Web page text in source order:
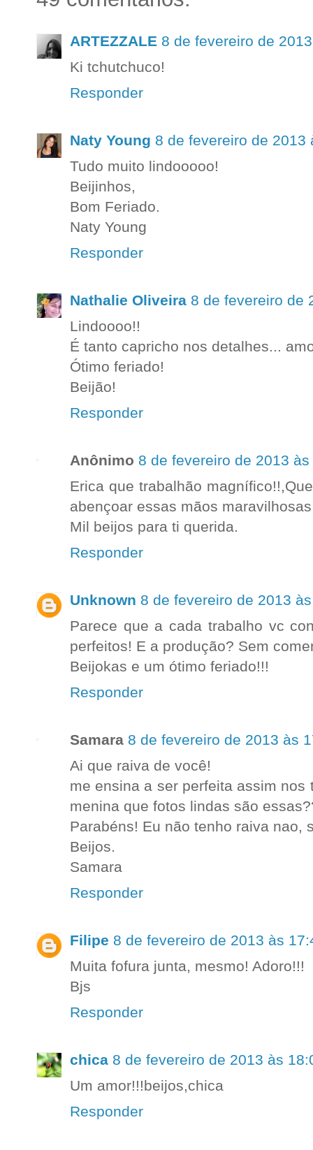
ARTEZZALE 8 de fevereiro de
Ki tchutchuco!
Responder
Naty Young 8 de fevereiro de 2013
Tudo muito lindooooo!
Beijinhos,
Bom Feriado.
Naty Young
Responder
Nathalie Oliveira 8 de fevereiro de
Lindoooo!!
É tanto capricho nos detalhes...
Ótimo feriado!
Beijão!
Responder
Anônimo 8 de fevereiro de 2013
Erica que trabalhão
abençoar essas mãos
Mil beijos para ti querida.
Responder
Unknown 8 de fevereiro de 2013
Parece que a cada trabalho vc
perfeitos! E a produção? Sem
Beijokas e um ótimo feriado!!!
Responder
Samara 8 de fevereiro de 2013 às
Ai que raiva de você!
me ensina a ser perfeita assim
menina que fotos lindas são
Parabéns! Eu não tenho raiva nao,
Beijos.
Samara
Responder
Filipe 8 de fevereiro de 2013 às
Muita fofura junta, mesmo! Adoro!!!
Bjs
Responder
chica 8 de fevereiro de 2013 às
Um amor!!!beijos,chica
Responder